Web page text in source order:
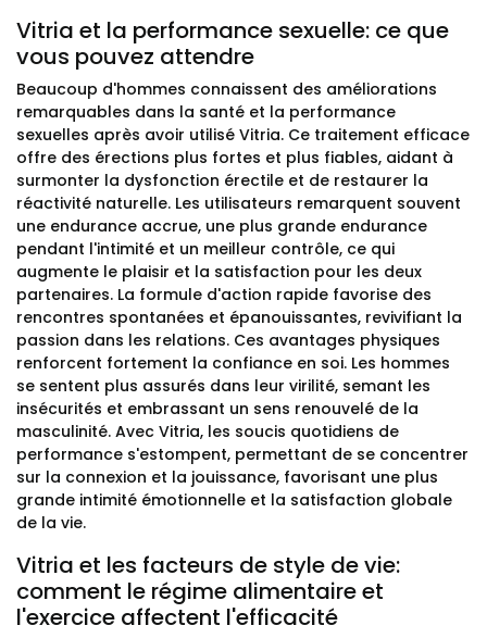
Vitria et la performance sexuelle: ce que
vous pouvez attendre
Beaucoup d'hommes connaissent des améliorations
remarquables dans la santé et la performance
sexuelles après avoir utilisé Vitria. Ce traitement efficace
offre des érections plus fortes et plus fiables, aidant à
surmonter la dysfonction érectile et de restaurer la
réactivité naturelle. Les utilisateurs remarquent souvent
une endurance accrue, une plus grande endurance
pendant l'intimité et un meilleur contrôle, ce qui
augmente le plaisir et la satisfaction pour les deux
partenaires. La formule d'action rapide favorise des
rencontres spontanées et épanouissantes, revivifiant la
passion dans les relations. Ces avantages physiques
renforcent fortement la confiance en soi. Les hommes
se sentent plus assurés dans leur virilité, semant les
insécurités et embrassant un sens renouvelé de la
masculinité. Avec Vitria, les soucis quotidiens de
performance s'estompent, permettant de se concentrer
sur la connexion et la jouissance, favorisant une plus
grande intimité émotionnelle et la satisfaction globale
de la vie.
Vitria et les facteurs de style de vie:
comment le régime alimentaire et
l'exercice affectent l'efficacité